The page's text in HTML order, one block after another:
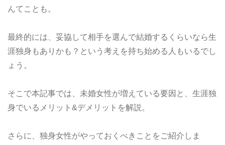
んてことも。
最終的には、妥協して相手を選んで結婚するくらいなら生
涯独身もありかも？という考えを持ち始める人もいるでし
ょう。
そこで本記事では、未婚女性が増えている要因と、生涯独
身でいるメリット&デメリットを解説。
さらに、独身女性がやっておくべきことをご紹介しま